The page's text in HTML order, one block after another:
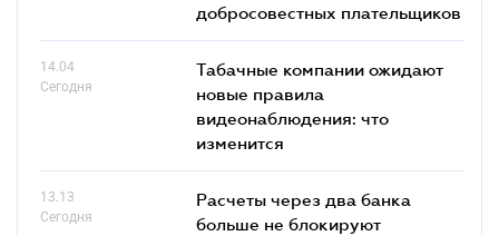
добросовестных плательщиков
14.04
Сегодня
Табачные компании ожидают
новые правила
видеонаблюдения: что
изменится
13.13
Сегодня
Расчеты через два банка
больше не блокируют